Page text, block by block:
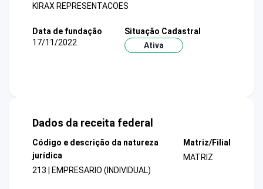
KIRAX REPRESENTACOES
Data de fundação
17/11/2022
Situação Cadastral
Ativa
Dados da receita federal
Código e descrição da natureza
jurídica
213 | EMPRESARIO (INDIVIDUAL)
Matriz/Filial
MATRIZ